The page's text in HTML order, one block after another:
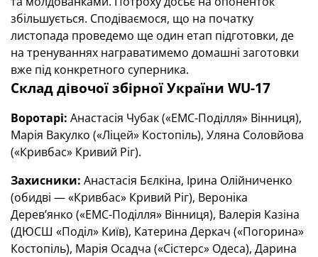
збільшується. Сподіваємося, що на початку
листопада проведемо ще один етап підготовки, де
на тренуваннях награватимемо домашні заготовки
вже під конкретного суперника.
Склад дівочої збірної України WU-17
Воротарі: Анастасія Чубак («ЕМС-Поділля» Вінниця),
Марія Вакулко («Ліцей» Костопіль), Уляна Соловйова
(«Кривбас» Кривий Ріг).
Захисники: Анастасія Бєлкіна, Ірина Олійниченко
(обидві — «Кривбас» Кривий Ріг), Вероніка
Дерев’янко («ЕМС-Поділля» Вінниця), Валерія Казіна
(ДЮСШ «Поділ» Київ), Катерина Деркач («Погорина»
Костопіль), Марія Осадча («Сістерс» Одеса), Дарина